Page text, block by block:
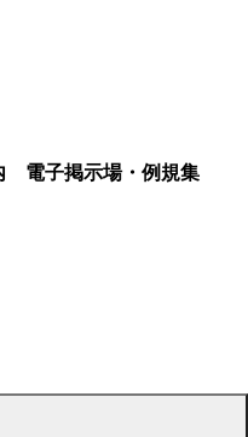
電子掲示場・例規集